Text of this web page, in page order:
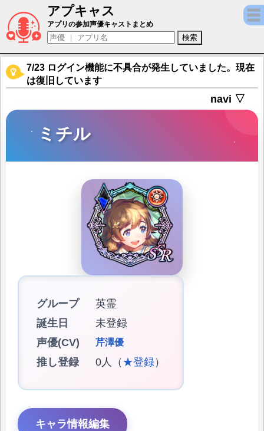
アプキャス
ミチル（声優：芹澤優)【ソウルリバース ゼ
アプリの参加声優キャストまとめ
7/23 ログイン機能に不具合が発生していました。現在
は復旧しています
navi ▽
ミチル
グループ
英霊
誕生日
未登録
声優(CV)
芹澤優
推し登録 0人（ ★登録）
キャラ情報編集